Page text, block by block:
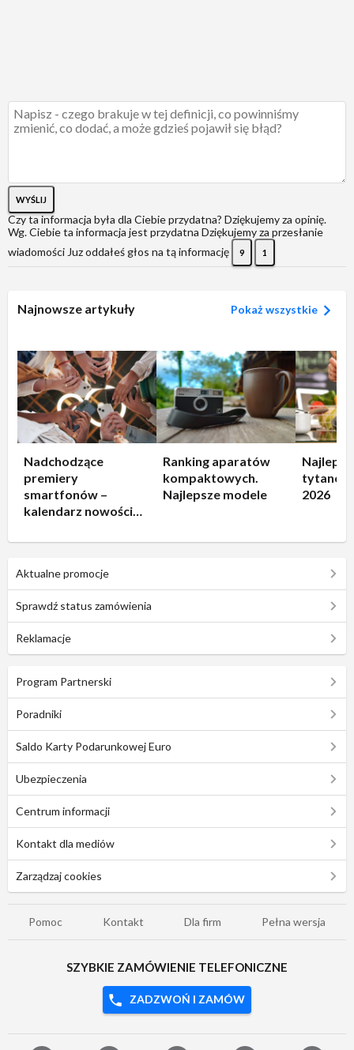
WYŚLIJ
Czy ta informacja była dla Ciebie przydatna? Dziękujemy za opinię.
Wg. Ciebie ta informacja jest przydatna Dziękujemy za przesłanie
wiadomości Juz oddałeś głos na tą informację 9 1
Najnowsze artykuły Pokaż wszystkie
Nadchodzące
premiery
smartfonów –
kalendarz nowości
Ranking aparatów
kompaktowych.
Najlepsze modele
2026
Aktualne promocje
Sprawdź status zamówienia
Reklamacje
Program Partnerski
Poradniki
Saldo Karty Podarunkowej Euro
Ubezpieczenia
Centrum informacji
Kontakt dla mediów
Zarządzaj cookies
Pomoc Kontakt Dla firm Pełna wersja
SZYBKIE ZAMÓWIENIE TELEFONICZNE
ZADZWOŃ I ZAMÓW